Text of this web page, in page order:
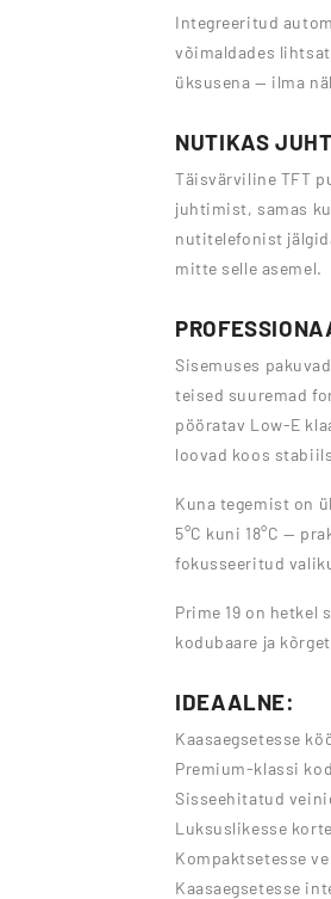
Integreeritud
võimaldades
üksusena — ilma
NUTIKAS
Täisvärviline TFT
juhtimist, samas
nutitelefonist
mitte selle asemel.
Sisemuses
teised suuremad
pööratav Low-E
loovad koos
Kuna tegemist on
5°C kuni 18°C —
fokusseeritud
Prime 19 on hetkel
kodubaare ja
IDEAALNE:
Kaasaegsetesse
Premium-klassi
Sisseehitatud
Luksuslikesse
Kompaktsetesse
Kaasaegsetesse